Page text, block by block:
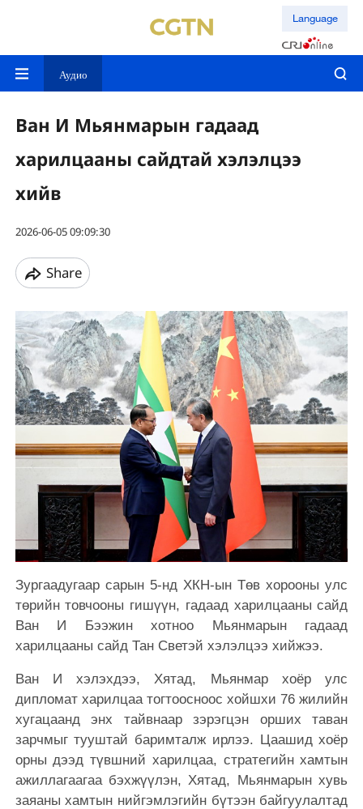
Language
Аудио
Ван И Мьянмарын гадаад
харилцааны сайдтай хэлэлцээ
хийв
2026-06-05 09:09:30
Share
Зургаадугаар сарын 5-нд ХКН-ын Төв хорооны улс
төрийн товчооны гишүүн, гадаад харилцааны сайд
Ван И Бээжин хотноо Мьянмарын гадаад
харилцааны сайд Тан Светэй хэлэлцээ хийжээ.
Ван И хэлэхдээ, Хятад, Мьянмар хоёр улс
дипломат харилцаа тогтоосноос хойшхи 76 жилийн
хугацаанд энх тайвнаар зэрэгцэн орших таван
зарчмыг тууштай баримталж ирлээ. Цаашид хоёр
орны дээд түвшний харилцаа, стратегийн хамтын
ажиллагаагаа бэхжүүлэн, Хятад, Мьянмарын хувь
заяаны хамтын нийгэмлэгийн бүтээн байгуулалтад